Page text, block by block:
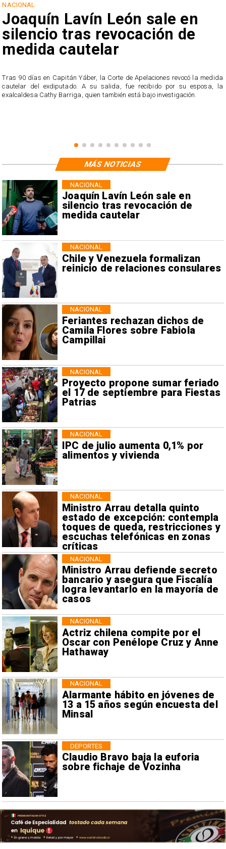
NACIONAL
Joaquín Lavín León sale en
silencio tras revocación de
medida cautelar
Tras 90 días en Capitán Yáber, la Corte de Apelaciones revocó la medida
cautelar del exdiputado. A su salida, fue recibido por su esposa, la
exalcaldesa Cathy Barriga, quien también está bajo investigación.
Joaquín Lavín León sale en
silencio tras revocación de
medida cautelar
NACIONAL
Chile y Venezuela formalizan
reinicio de relaciones consulares
NACIONAL
Feriantes rechazan dichos de
Camila Flores sobre Fabiola
Campillai
NACIONAL
Proyecto propone sumar feriado
el 17 de septiembre para Fiestas
Patrias
NACIONAL
IPC de julio aumenta 0,1% por
alimentos y vivienda
NACIONAL
Ministro Arrau detalla quinto
estado de excepción: contempla
toques de queda, restricciones y
escuchas telefónicas en zonas
críticas
NACIONAL
Ministro Arrau defiende secreto
bancario y asegura que Fiscalía
logra levantarlo en la mayoría de
casos
NACIONAL
Actriz chilena compite por el
Oscar con Penélope Cruz y Anne
Hathaway
NACIONAL
Alarmante hábito en jóvenes de
13 a 15 años según encuesta del
Minsal
NACIONAL
Claudio Bravo baja la euforia
sobre fichaje de Vozinha
DEPORTES
MÁS NOTICIAS